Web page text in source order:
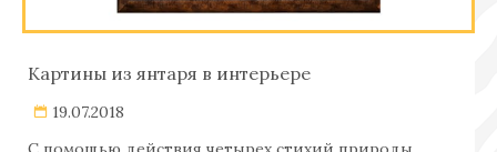
фотографии позволяют полностью
ознакомиться с покупаемой вещью,
Выбрав оригинальные сувениры и
подарки на новый год или на день
Картины из янтаря в интерьере
19.07.2018